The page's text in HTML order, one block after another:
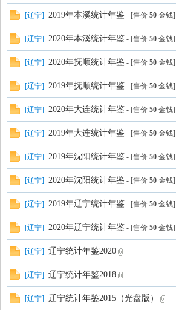
[辽宁] 2019年本溪统计年鉴 - [售价 50 金钱]
[辽宁] 2020年本溪统计年鉴 - [售价 50 金钱]
[辽宁] 2020年抚顺统计年鉴 - [售价 50 金钱]
[辽宁] 2019年抚顺统计年鉴 - [售价 50 金钱]
[辽宁] 2020年大连统计年鉴 - [售价 50 金钱]
[辽宁] 2019年大连统计年鉴 - [售价 50 金钱]
[辽宁] 2019年沈阳统计年鉴 - [售价 50 金钱]
[辽宁] 2020年沈阳统计年鉴 - [售价 50 金钱]
[辽宁] 2019年辽宁统计年鉴 - [售价 50 金钱]
[辽宁] 2020年辽宁统计年鉴 - [售价 50 金钱]
[辽宁] 辽宁统计年鉴2020
[辽宁] 辽宁统计年鉴2018
[辽宁] 辽宁统计年鉴2015（光盘版）